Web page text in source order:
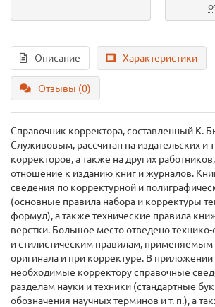
Описание Характеристики
Отзывы (0)
Справочник корректора, составленный К.
Служивовым, рассчитан на издательских и
корректоров, а также на других
отношение к изданию книг и журналов.
сведения по корректурной и
(основные правила набора и корректуры
формул), а также технические правила
верстки. Большое место отведено
и стилистическим правилам, применяемым
оригинала и при корректуре. В приложении
необходимые корректору справочные
разделам науки и техники (стандартные
обозначения научных терминов и т. п.), а